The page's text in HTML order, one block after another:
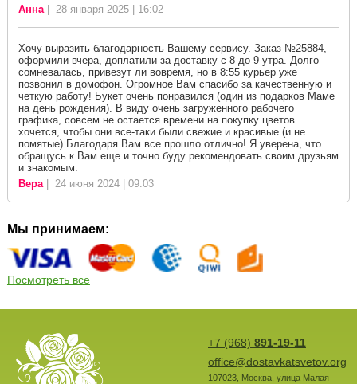
Анна| 28 января 2025 | 16:02
Хочу выразить благодарность Вашему сервису. Заказ №25884,
оформили вчера, доплатили за доставку с 8 до 9 утра. Долго
сомневалась, привезут ли вовремя, но в 8:55 курьер уже
позвонил в домофон. Огромное Вам спасибо за качественную и
четкую работу! Букет очень понравился (один из подарков Маме
на день рождения). В виду очень загруженного рабочего
графика, совсем не остается времени на покупку цветов...
хочется, чтобы они все-таки были свежие и красивые (и не
помятые) Благодаря Вам все прошло отлично! Я уверена, что
обращусь к Вам еще и точно буду рекомендовать своим друзьям
и знакомым.
Вера| 24 июня 2024 | 09:03
Мы принимаем:
Посмотреть все
+7 (968) 891-19-11
office@dostavkatsvetov.org
107023, Москва, улица Малая